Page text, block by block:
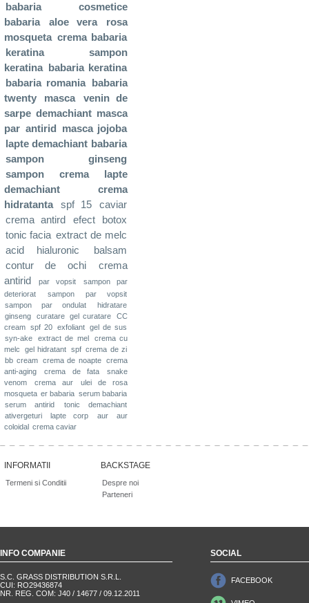
babaria
cosmetice
babaria
aloe vera
rosa
mosqueta crema babaria
keratina
sampon
keratina babaria keratina
babaria romania
babaria
twenty
masca
venin de
sarpe demachiant masca
par antirid masca jojoba
lapte demachiant babaria
sampon ginseng
sampon
crema
lapte
demachiant
crema
hidratanta
spf 15
caviar
crema antird
efect botox
tonic facia extract de melc
acid hialuronic
balsam
contur de ochi
crema
antirid
par vopsit
sampon par
deteriorat
sampon par vopsit
sampon par ondulat
hidratare
ginseng
curatare gel curatare
CC
cream spf 20 exfoliant gel de sus
syn-ake
extract de mel
crema cu
melc
gel hidratant spf crema de zi
bb cream crema de noapte crema
anti-aging
crema de fata
snake
venom
crema aur
ulei de rosa
mosqueta er babaria serum babaria
serum antirid
tonic demachiant
ativergeturi
lapte corp aur
aur
coloidal crema caviar
INFORMATII
Termeni si Conditii
BACKSTAGE
Despre noi
Parteneri
INFO COMPANIE
S.C. GRASS DISTRIBUTION S.R.L.
CUI: RO29436874
NR. REG. COM: J40 / 14677 / 09.12.2011
SOCIAL
FACEBOOK